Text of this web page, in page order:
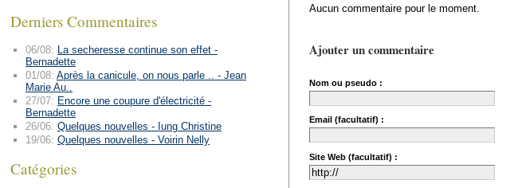
Aucun commentaire pour le moment.
Ajouter un commentaire
Nom ou pseudo :
Email (facultatif) :
Site Web (facultatif) :
Derniers Commentaires
06/08: La secheresse continue son effet -
Bernadette
01/08: Après la canicule, on nous parle .. - Jean
Marie Au..
27/07: Encore une coupure d'électricité -
Bernadette
26/06: Quelques nouvelles - Iung Christine
19/06: Quelques nouvelles - Voirin Nelly
Catégories